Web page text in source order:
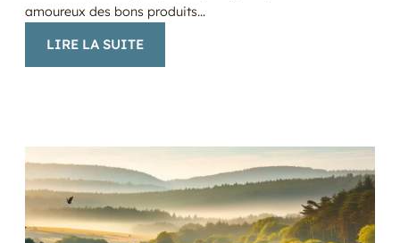
amoureux des bons produits…
LIRE LA SUITE:
FESTIPLANTES
UNE
FOIRE
AUX